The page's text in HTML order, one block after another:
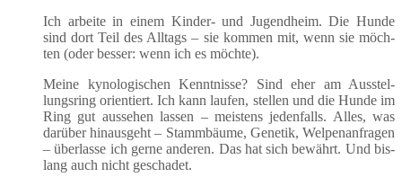
Ich arbei­te in einem Kin­der- und Jugend­heim. Die Hun­de
sind dort Teil des All­tags – sie kom­men mit, wenn sie möch­
ten (oder bes­ser: wenn ich es möchte).
Mei­ne kyno­lo­gi­schen Kennt­nis­se? Sind eher am Aus­stel­
lungs­ring ori­en­tiert. Ich kann lau­fen, stel­len und die Hun­de im
Ring gut aus­se­hen las­sen – meis­tens jeden­falls. Alles, was
dar­über hin­aus­geht – Stamm­bäu­me, Gene­tik, Wel­pen­an­fra­gen
– über­las­se ich ger­ne ande­ren. Das hat sich bewährt. Und bis­
lang auch nicht geschadet.